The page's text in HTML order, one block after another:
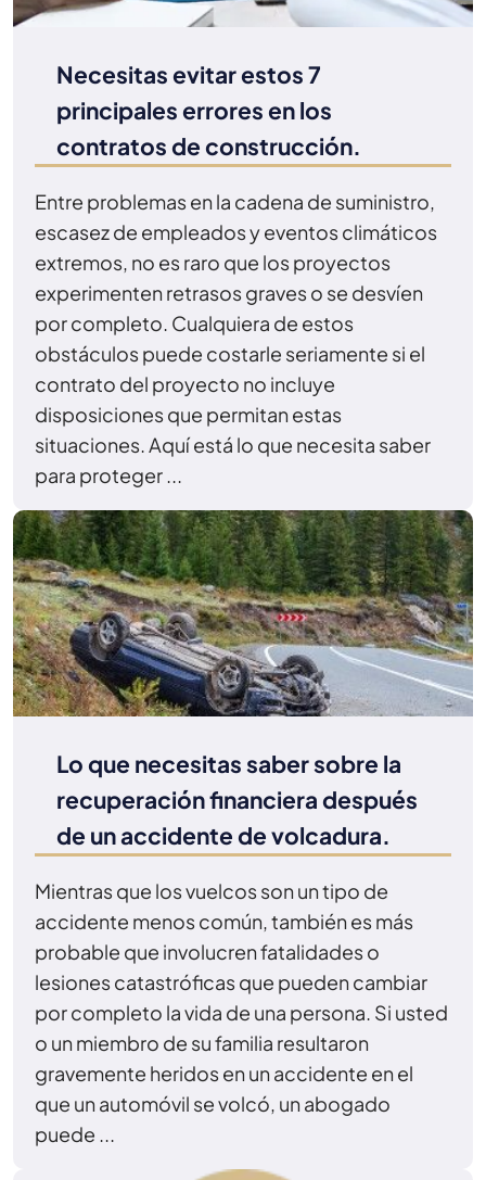
Necesitas evitar estos 7
principales errores en los
contratos de construcción.
Entre problemas en la cadena de suministro,
escasez de empleados y eventos climáticos
extremos, no es raro que los proyectos
experimenten retrasos graves o se desvíen
por completo. Cualquiera de estos
obstáculos puede costarle seriamente si el
contrato del proyecto no incluye
disposiciones que permitan estas
situaciones. Aquí está lo que necesita saber
para proteger ...
Lo que necesitas saber sobre la
recuperación financiera después
de un accidente de volcadura.
Mientras que los vuelcos son un tipo de
accidente menos común, también es más
probable que involucren fatalidades o
lesiones catastróficas que pueden cambiar
por completo la vida de una persona. Si usted
o un miembro de su familia resultaron
gravemente heridos en un accidente en el
que un automóvil se volcó, un abogado
puede ...